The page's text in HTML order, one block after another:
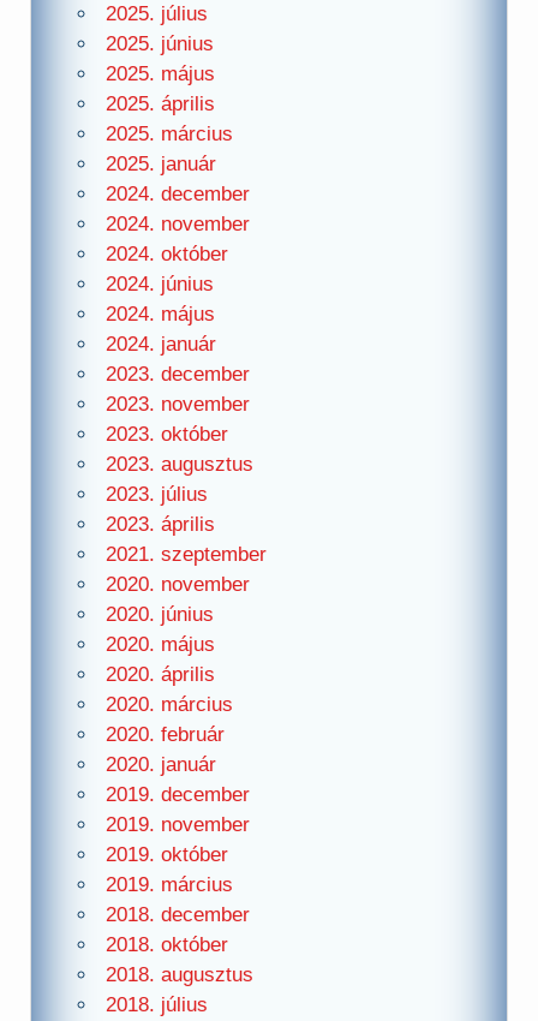
2025. július
2025. június
2025. május
2025. április
2025. március
2025. január
2024. december
2024. november
2024. október
2024. június
2024. május
2024. január
2023. december
2023. november
2023. október
2023. augusztus
2023. július
2023. április
2021. szeptember
2020. november
2020. június
2020. május
2020. április
2020. március
2020. február
2020. január
2019. december
2019. november
2019. október
2019. március
2018. december
2018. október
2018. augusztus
2018. július